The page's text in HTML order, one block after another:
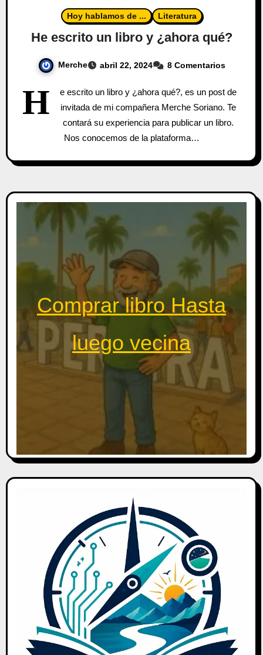
Hoy hablamos de ... Literatura
He escrito un libro y ¿ahora qué?
Merche abril 22, 2024 8 Comentarios
H
e escrito un libro y ¿ahora qué?, es un post de
invitada de mi compañera Merche Soriano. Te
contará su experiencia para publicar un libro.
Nos conocemos de la plataforma…
Comprar libro Hasta
luego vecina